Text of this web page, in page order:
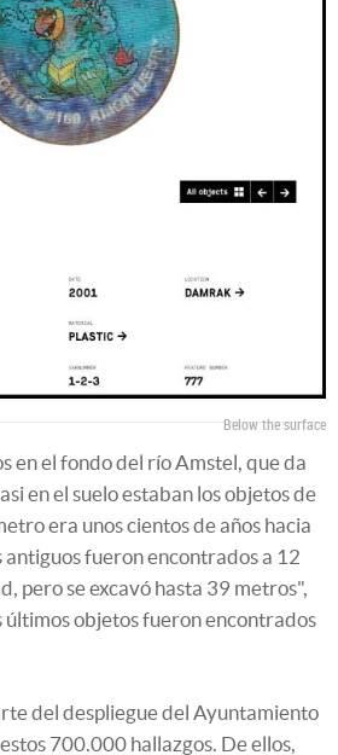
Below the surface
en el fondo del río Amstel, que da
en el suelo estaban los objetos de
era unos cientos de años hacia
antiguos fueron encontrados a 12
pero se excavó hasta 39 metros",
últimos objetos fueron encontrados
del despliegue del Ayuntamiento
700.000 hallazgos. De ellos,